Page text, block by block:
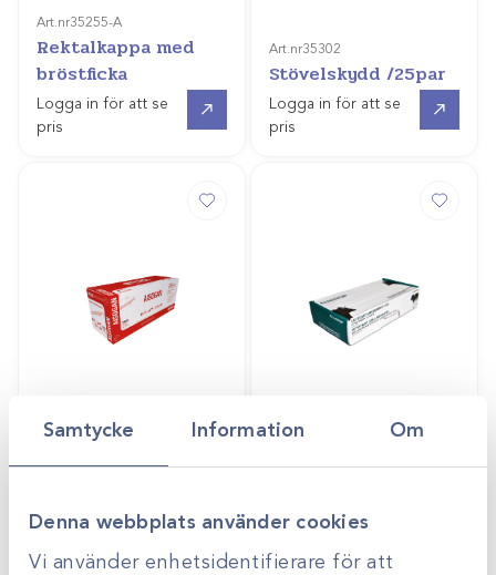
Samtycke Information Om
Denna webbplats använder cookies
Vi använder enhetsidentifierare för att
Art.nr35255-A
Rektalkappa med
bröstficka
Logga in för att se
pris
Art.nr35302
Stövelskydd /25par
Logga in för att se
pris
Art.nr 35096
Rektalhandske
Aisogan med
pris
Art.nr
transparent
pris